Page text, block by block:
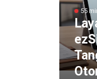
55